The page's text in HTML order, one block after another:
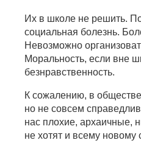
Их в школе не решить.
социальная болезнь.
Невозможно
Моральность, если вне
безнравственность.
К сожалению, в
но не совсем
нас плохие, архаичные,
не хотят и всему новому